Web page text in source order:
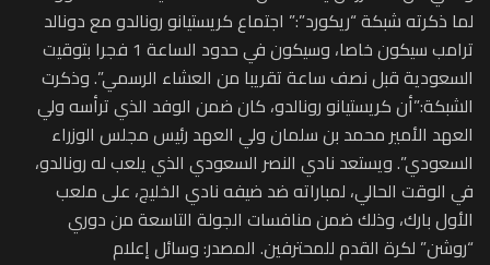
لما ذكرته شبكة “ريكورد”:” اجتماع كريستيانو رونالدو مع دونالد
ترامب سيكون خاصا، وسيكون في حدود الساعة 1 فجرا بتوقيت
السعودية قبل نصف ساعة تقريبا من العشاء الرسمي”. وذكرت
الشبكة:”أن كريستيانو رونالدو، كان ضمن الوفد الذي ترأسه ولي
العهد الأمير محمد بن سلمان ولي العهد رئيس مجلس الوزراء
السعودي”. ويستعد نادي النصر السعودي الذي يلعب له رونالدو،
في الوقت الحالي، لمباراته ضد ضيفه نادي الخليج، على ملعب
الأول بارك، وذلك ضمن منافسات الجولة التاسعة من دوري
“روشن” لكرة القدم للمحترفين. المصدر: وسائل إعلام